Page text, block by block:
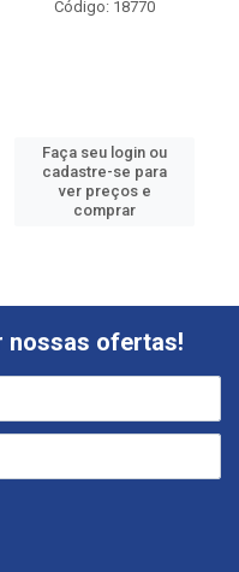
Código: 18770
Faça seu login ou
cadastre-se para
ver preços e
comprar
nossas ofertas!